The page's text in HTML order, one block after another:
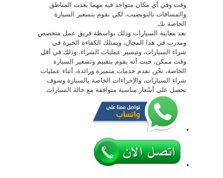
وقت وفي أي مكان متواجد فيه مهما بعدت المناطق
والمسافات بالنويصيب، لكي نقوم بتسعير السيارة
الخاصة بك.
بعد معاينة السيارات وذلك بواسطة فريق عمل متخصص
ومدرب في هذا المجال، ويمتلك الكفاءة الخبرة في
شراء السيارات، وتيسير عمليات الشراء، وذلك في أقل
وقت ممكن، حيث أنه يقوم بتقييم وتسعير السيارة
الخاصة، نحْن نقدم خدمات متميزة ورائدة، أثناء عمليات
شراء السيارات، والإجراءات الخاصة بالسيارة وسوف
تحصل على أسْعار مناسبة متوافقة مع حالة السيارات.